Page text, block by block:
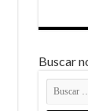
Buscar